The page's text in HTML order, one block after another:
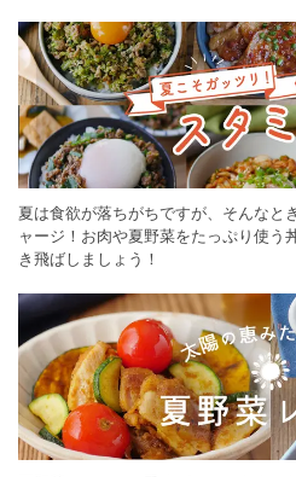
夏は食欲が落ちがちですが、そんなと
ャージ！お肉や夏野菜をたっぷり使う
き飛ばしましょう！